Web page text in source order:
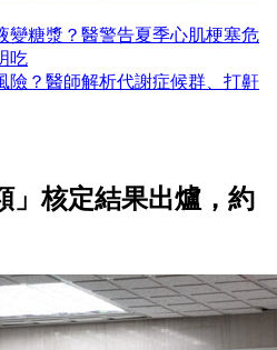
變糖漿？醫警告夏季心肌梗塞危
吃
險？醫師解析代謝症候群、打鼾
」核定結果出爐，約